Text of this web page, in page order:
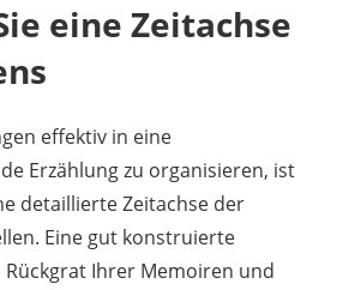
eine Zeitachse
effektiv in eine
Erzählung zu organisieren, ist
detaillierte Zeitachse der
Eine gut konstruierte
Rückgrat Ihrer Memoiren und